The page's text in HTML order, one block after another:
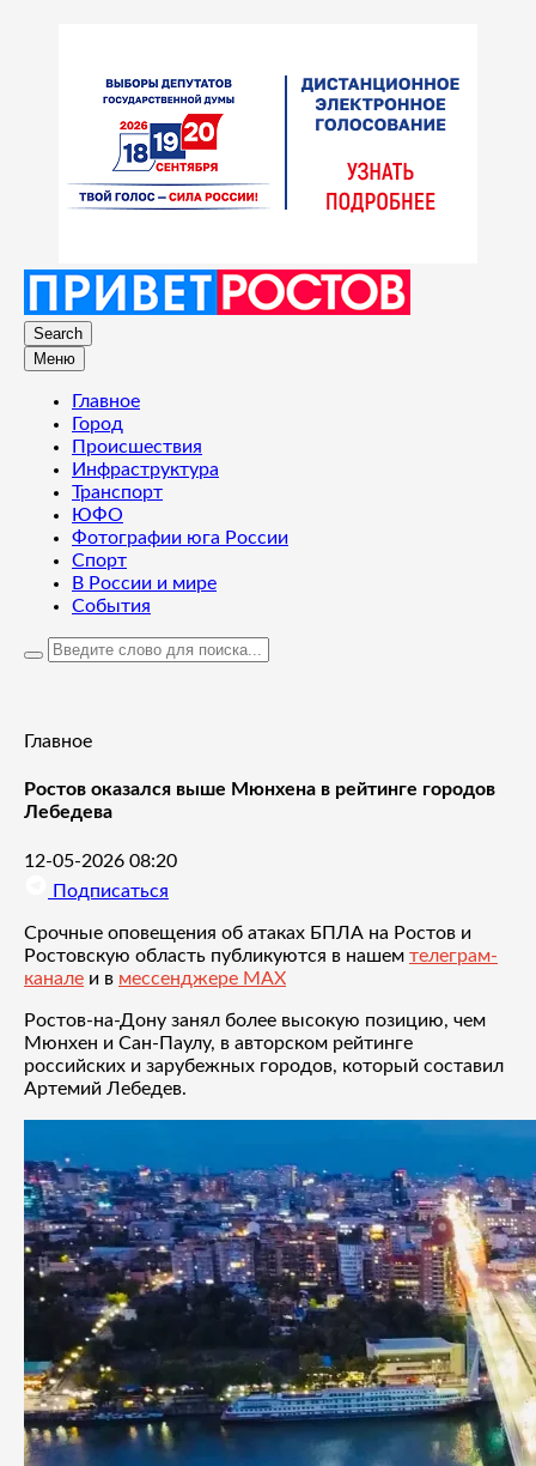
Search
Меню
Главное
Город
Происшествия
Инфраструктура
Транспорт
ЮФО
Фотографии юга России
Спорт
В России и мире
События
Главное
Ростов оказался выше Мюнхена в рейтинге городов
Лебедева
12-05-2026 08:20
Подписаться
Срочные оповещения об атаках БПЛА на Ростов и
Ростовскую область публикуются в нашем телеграм-
канале и в мессенджере MAX
Ростов-на-Дону занял более высокую позицию, чем
Мюнхен и Сан-Паулу, в авторском рейтинге
российских и зарубежных городов, который составил
Артемий Лебедев.